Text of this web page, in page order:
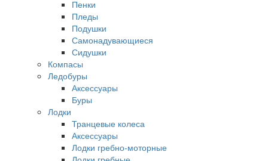
Пенки
Пледы
Подушки
Самонадувающиеся
Сидушки
Компасы
Ледобуры
Аксессуары
Буры
Лодки
Транцевые колеса
Аксессуары
Лодки гребно-моторные